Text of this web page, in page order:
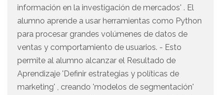
información en la investigación de mercados' . El
alumno aprende a usar herramientas como Python
para procesar grandes volúmenes de datos de
ventas y comportamiento de usuarios. - Esto
permite al alumno alcanzar el Resultado de
Aprendizaje 'Definir estrategias y políticas de
marketing' , creando 'modelos de segmentación'